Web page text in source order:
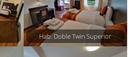
Hab. Doble Twin Superior